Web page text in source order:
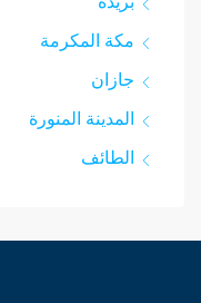
مكة المكرمة
جازان
المدينة المنورة
الطائف